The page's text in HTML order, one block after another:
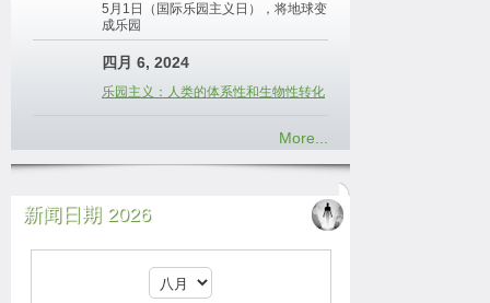
5月1日（国际乐园主义日），将地球变
成乐园
四月 6, 2024
乐园主义：人类的体系性和生物性转化
More...
新闻日期 2026